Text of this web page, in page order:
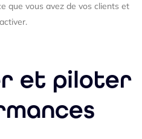
que vous avez de vos clients et
et piloter